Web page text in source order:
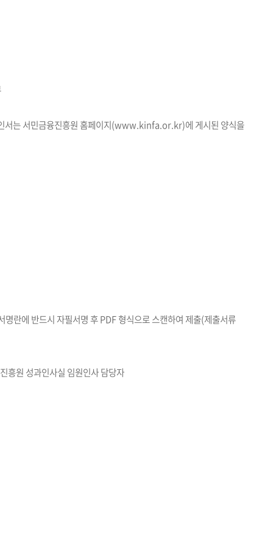
서는 서민금융진흥원 홈페이지(www.kinfa.or.kr)에 게시된 양식을
란에 반드시 자필서명 후 PDF 형식으로 스캔하여 제출(제출서류
흥원 성과인사실 임원인사 담당자